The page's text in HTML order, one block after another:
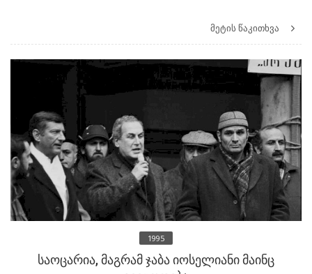
მეტის წაკითხვა
1995
საოცარია, მაგრამ ჯაბა იოსელიანი მაინც